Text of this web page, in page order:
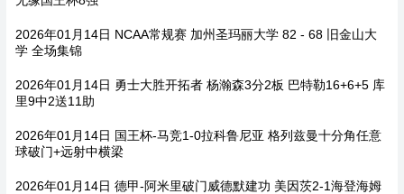
2026年01月14日 NCAA常规赛 加州圣玛丽大学 82 - 68 旧金山大
学 全场集锦
2026年01月14日 勇士大胜开拓者 杨瀚森3分2板 巴特勒16+6+5 库
里9中2送11助
2026年01月14日 国王杯-马竞1-0拉科鲁尼亚 格列兹曼十分角任意
球破门+远射中横梁
2026年01月14日 德甲-阿米里破门威德默建功 美因茨2-1海登海姆